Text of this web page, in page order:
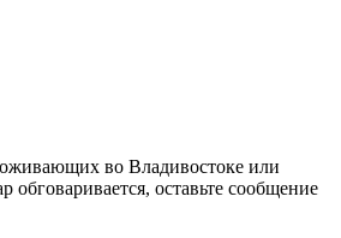
во Владивостоке или
обговаривается, оставьте сообщение